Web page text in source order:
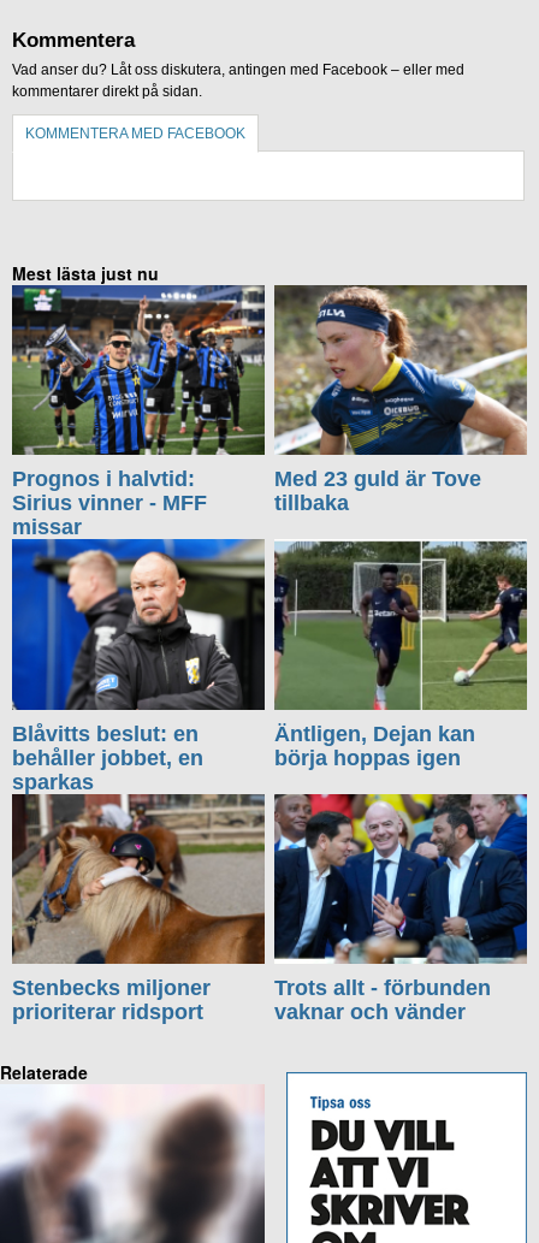
Kommentera
Vad anser du? Låt oss diskutera, antingen med Facebook – eller med
kommentarer direkt på sidan.
KOMMENTERA MED FACEBOOK
Mest lästa just nu
Prognos i halvtid:
Sirius vinner - MFF
missar
Med 23 guld är Tove
tillbaka
Blåvitts beslut: en
behåller jobbet, en
sparkas
Äntligen, Dejan kan
börja hoppas igen
Stenbecks miljoner
prioriterar ridsport
Trots allt - förbunden
vaknar och vänder
Relaterade